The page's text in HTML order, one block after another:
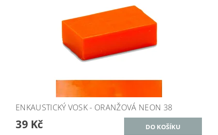
ENKAUSTICKÝ VOSK - ORANŽOVÁ NEON 38
39 Kč